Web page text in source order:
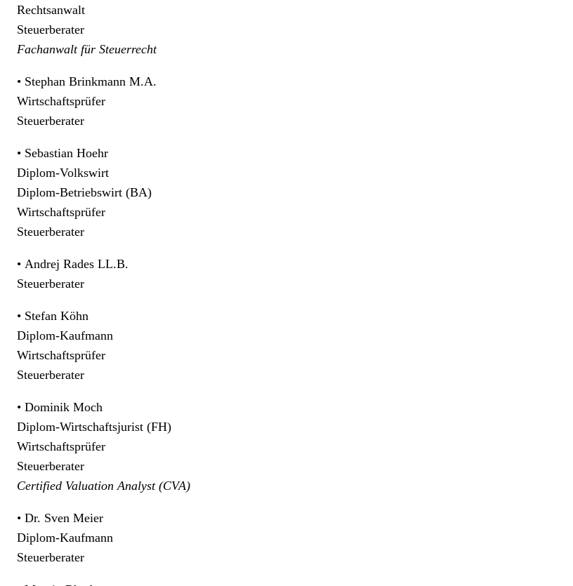
Rechtsanwalt
Steuerberater
Fachanwalt für Steuerrecht
• Stephan Brinkmann M.A.
Wirtschaftsprüfer
Steuerberater
• Sebastian Hoehr
Diplom-Volkswirt
Diplom-Betriebswirt (BA)
Wirtschaftsprüfer
Steuerberater
• Andrej Rades LL.B.
Steuerberater
• Stefan Köhn
Diplom-Kaufmann
Wirtschaftsprüfer
Steuerberater
• Dominik Moch
Diplom-Wirtschaftsjurist (FH)
Wirtschaftsprüfer
Steuerberater
Certified Valuation Analyst (CVA)
• Dr. Sven Meier
Diplom-Kaufmann
Steuerberater